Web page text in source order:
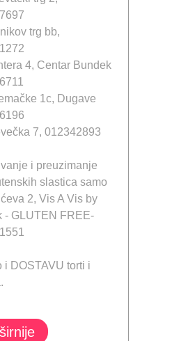
trg bb,
4, Centar Bundek
1c, Dugave
7, 012342893
i preuzimanje
slastica samo
2, Vis A Vis by
- GLUTEN FREE-
i DOSTAVU torti i